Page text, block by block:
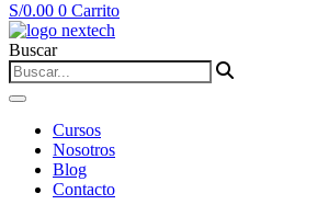
S/0.00 0 Carrito
Buscar
Cursos
Nosotros
Blog
Contacto